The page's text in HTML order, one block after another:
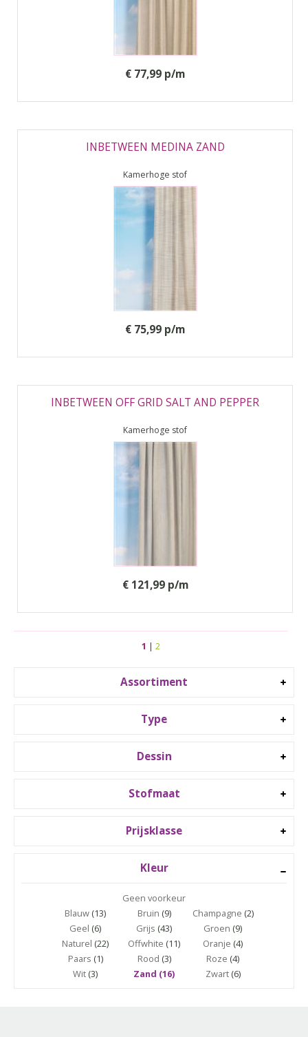
Assortiment
Type
Dessin
Stofmaat
Prijsklasse
Kleur
Geen voorkeur
Blauw (13) Bruin (9) Champagne (2)
Geel (6) Grijs (43) Groen (9)
Naturel (22) Offwhite (11) Oranje (4)
Paars (1) Rood (3) Roze (4)
Wit (3) Zand (16) Zwart(6)
€ 77,99 p/m
INBETWEEN MEDINA ZAND
Kamerhoge stof
€ 75,99 p/m
INBETWEEN OFF GRID SALT AND PEPPER
Kamerhoge stof
€ 121,99 p/m
1 | 2